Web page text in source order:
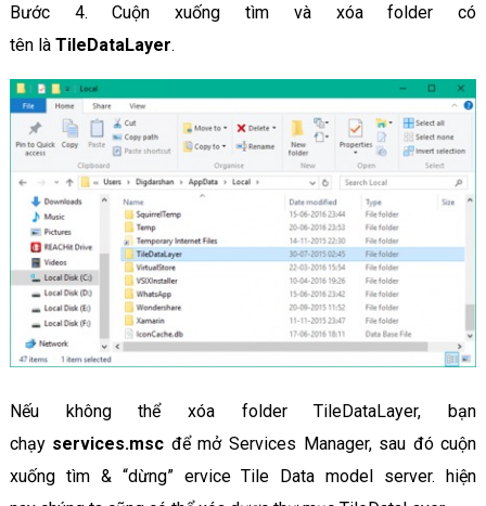
Bước 4. Cuộn xuống tìm và xóa folder có
tên là TileDataLayer.
Nếu không thể xóa folder TileDataLayer, bạn
chạy services.msc để mở Services Manager, sau đó cuộn
xuống tìm & “dừng” ervice Tile Data model server. hiện